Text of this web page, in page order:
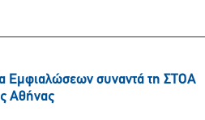
Εμφιαλώσεων συναντά τη ΣΤΟΑ
Αθήνας